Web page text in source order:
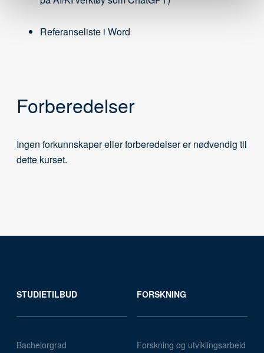
Referanseliste i Word
Forberedelser
Ingen forkunnskaper eller forberedelser er nødvendig til
dette kurset.
STUDIETILBUD
Bachelorgrad
FORSKNING
Forskning og utviklingsarbeid